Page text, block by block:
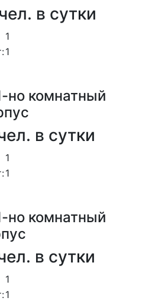
в сутки
1
1
но комнатный
в сутки
1
1
но комнатный
в сутки
1
1